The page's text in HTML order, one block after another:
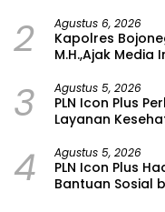
2 Agustus 6, 2026
Kapolres
M.H.,Ajak Media
3 Agustus 5, 2026
PLN Icon Plus
Layanan
4 Agustus 5, 2026
PLN Icon Plus
Bantuan Sosial